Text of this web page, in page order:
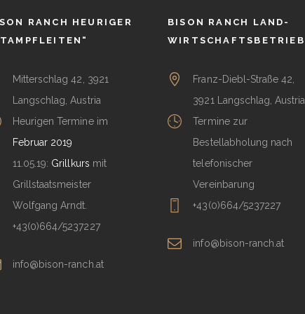
RANCH HEURIGER
Mitterschlag 42, 3921
Langschlag, Austria
Heurigen Termine im
Februar 2019
11.05.19: Grillkurs mit
Grillstaatsmeister
Wolfgang Arndt.
+43(0)664/5237227
info@bison-ranch.at
BISON RANCH LAND-
WIRTSCHAFTSBETRIEB
Franz-Diebl-Straße 42,
3921 Langschlag, Austria
Termine zur
Bestellabholung nach
telefonischer
Vereinbarung
+43(0)664/5237227
info@bison-ranch.at